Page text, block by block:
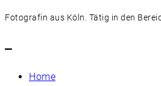
Fotografin aus Köln. Tätig in den
–
Home